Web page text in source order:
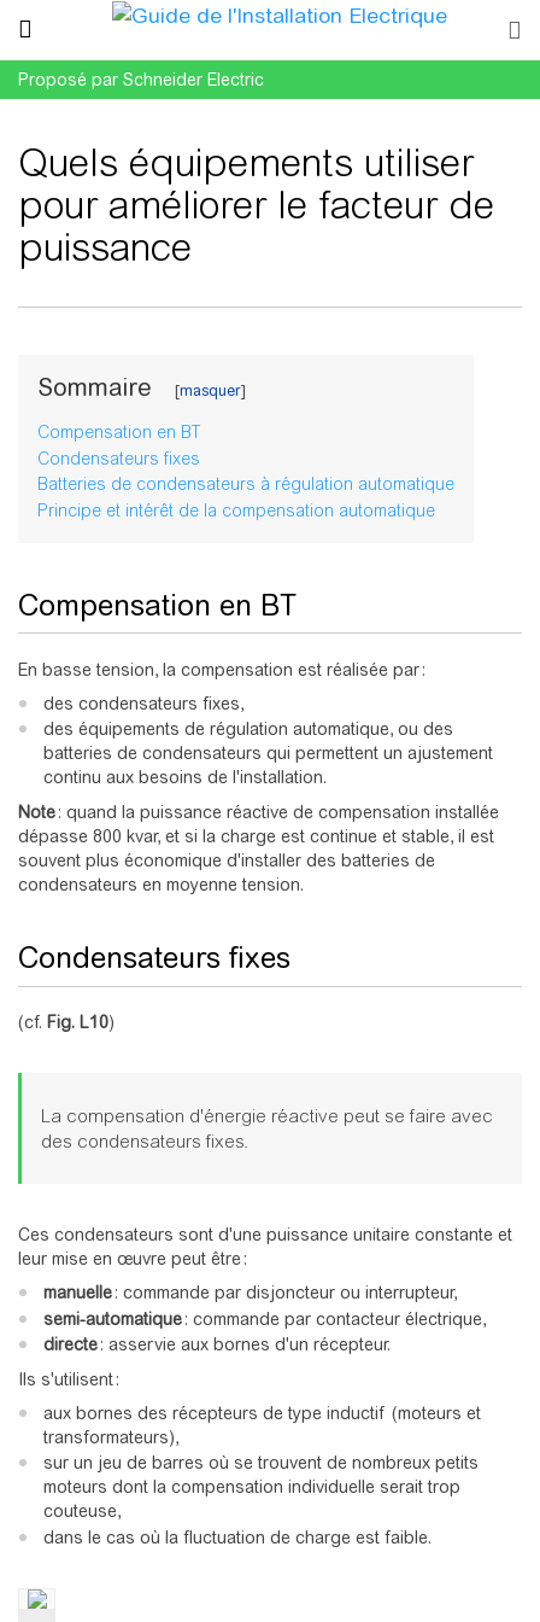
Proposé par Schneider Electric
Quels équipements utiliser
pour améliorer le facteur de
puissance
Sommaire
Compensation en BT
Condensateurs fixes
Batteries de condensateurs à régulation automatique
Principe et intérêt de la compensation automatique
Compensation en BT
En basse tension, la compensation est réalisée par :
des condensateurs fixes,
des équipements de régulation automatique, ou des
batteries de condensateurs qui permettent un ajustement
continu aux besoins de l'installation.
Note: quand la puissance réactive de compensation installée
dépasse 800 kvar, et si la charge est continue et stable, il est
souvent plus économique d'installer des batteries de
condensateurs en moyenne tension.
Condensateurs fixes
(cf. Fig. L10)
La compensation d'énergie réactive peut se faire avec
des condensateurs fixes.
Ces condensateurs sont d'une puissance unitaire constante et
leur mise en œuvre peut être :
manuelle: commande par disjoncteur ou interrupteur,
semi-automatique: commande par contacteur électrique,
directe: asservie aux bornes d'un récepteur.
Ils s'utilisent :
aux bornes des récepteurs de type inductif (moteurs et
transformateurs),
sur un jeu de barres où se trouvent de nombreux petits
moteurs dont la compensation individuelle serait trop
couteuse,
dans le cas où la fluctuation de charge est faible.